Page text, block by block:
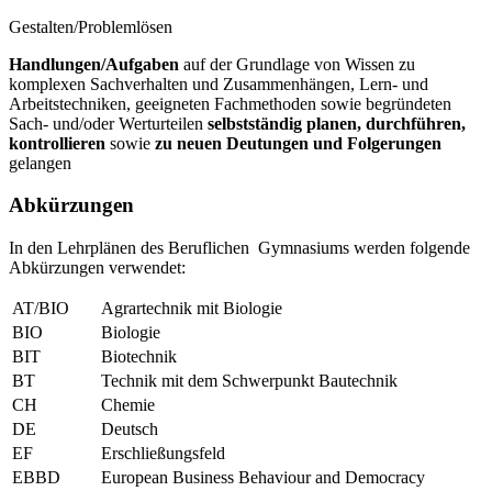
Gestalten/Problemlösen
Handlungen/Aufgaben auf der Grundlage von Wissen zu
komplexen Sachverhalten und Zusammenhängen, Lern- und
Arbeitstechniken, geeigneten Fachmethoden sowie begründeten
Sach- und/oder Werturteilen selbstständig planen, durchführen,
kontrollieren sowie zu neuen Deutungen und Folgerungen
gelangen
Abkürzungen
In den Lehrplänen des Beruflichen Gymnasiums werden folgende
Abkürzungen verwendet:
AT/BIO
Agrartechnik mit Biologie
BIO
Biologie
BIT
Biotechnik
BT
Technik mit dem Schwerpunkt Bautechnik
CH
Chemie
DE
Deutsch
EF
Erschließungsfeld
EBBD
European Business Behaviour and Democracy